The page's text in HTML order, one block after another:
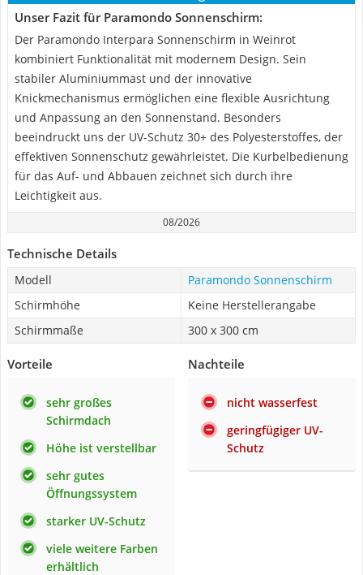
Unser Fazit für Paramondo Sonnenschirm:
Der Paramondo Interpara Sonnenschirm in Weinrot
kombiniert Funktionalität mit modernem Design. Sein
stabiler Aluminiummast und der innovative
Knickmechanismus ermöglichen eine flexible Ausrichtung
und Anpassung an den Sonnenstand. Besonders
beeindruckt uns der UV-Schutz 30+ des Polyesterstoffes, der
effektiven Sonnenschutz gewährleistet. Die Kurbelbedienung
für das Auf- und Abbauen zeichnet sich durch ihre
Leichtigkeit aus.
08/2026
Technische Details
Modell
Paramondo Sonnenschirm
Schirmhöhe
Keine Herstellerangabe
Schirmmaße
300 x 300 cm
Vorteile
sehr großes
Schirmdach
Höhe ist verstellbar
sehr gutes
Öffnungssystem
starker UV-Schutz
viele weitere Farben
erhältlich
Nachteile
nicht wasserfest
geringfügiger UV-
Schutz